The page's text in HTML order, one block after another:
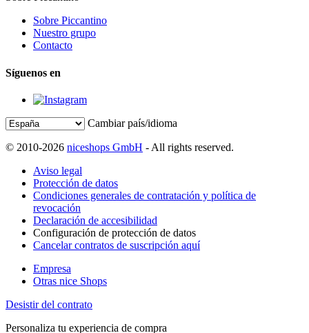
Sobre Piccantino
Nuestro grupo
Contacto
Síguenos en
Cambiar país/idioma
© 2010-2026 niceshops GmbH - All rights reserved.
Aviso legal
Protección de datos
Condiciones generales de contratación y política de
revocación
Declaración de accesibilidad
Configuración de protección de datos
Cancelar contratos de suscripción aquí
Empresa
Otras nice Shops
Desistir del contrato
Personaliza tu experiencia de compra